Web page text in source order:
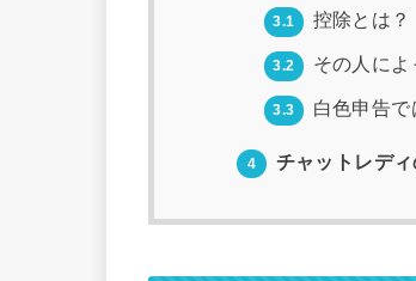
3.1 控除とは？
3.2 その人に
3.3 白色申告
4 チャットレデ